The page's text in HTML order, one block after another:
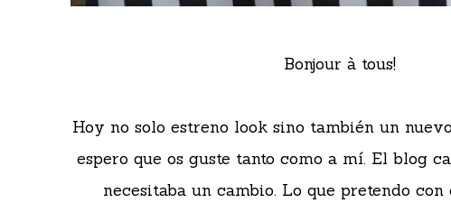
Bonjour à tous!
Hoy no solo estreno look sino también un
espero que os guste tanto como a mí. El blog
necesitaba un cambio. Lo que pretendo con